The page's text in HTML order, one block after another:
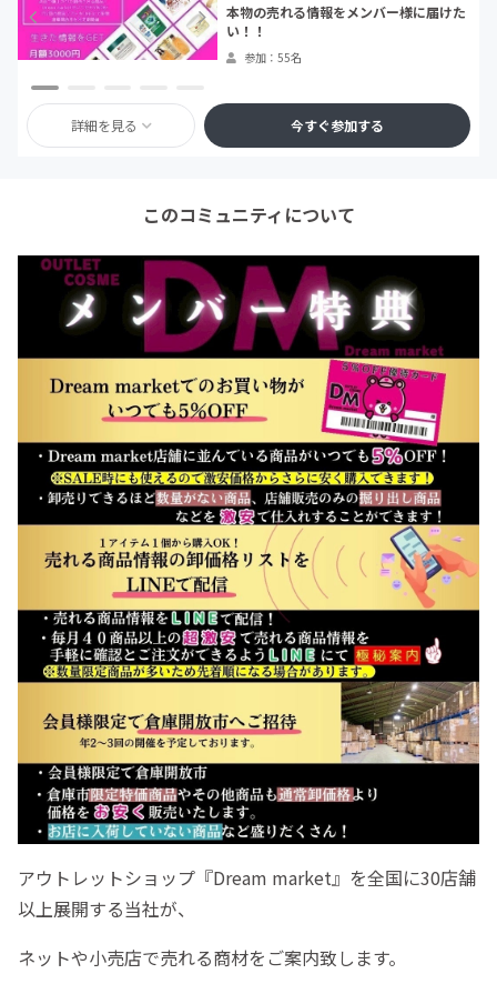
本物の売れる情報をメンバー様に届けた
い！！
参加：55名
詳細を見る 今すぐ参加する
このコミュニティについて
アウトレットショップ『Dream market』を全国に30店舗
以上展開する当社が、
ネットや小売店で売れる商材をご案内致します。